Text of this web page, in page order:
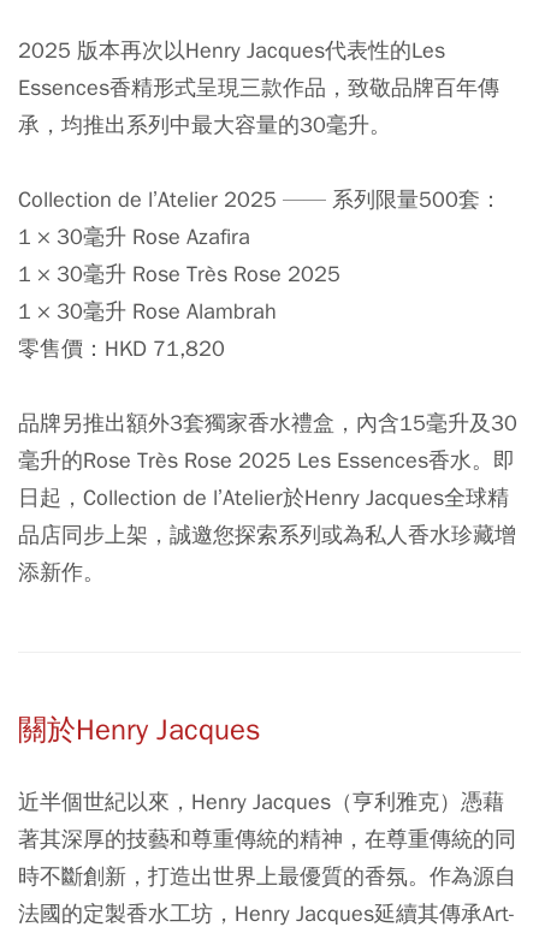
2025 版本再次以Henry Jacques代表性的Les
Essences香精形式呈現三款作品，致敬品牌百年傳
承，均推出系列中最大容量的30毫升。
Collection de l’Atelier 2025 —— 系列限量500套：
1 × 30毫升 Rose Azafira
1 × 30毫升 Rose Très Rose 2025
1 × 30毫升 Rose Alambrah
零售價：HKD 71,820
品牌另推出額外3套獨家香水禮盒，內含15毫升及30
毫升的Rose Très Rose 2025 Les Essences香水。即
日起，Collection de l’Atelier於Henry Jacques全球精
品店同步上架，誠邀您探索系列或為私人香水珍藏增
添新作。
關於Henry Jacques
近半個世紀以來，Henry Jacques（亨利雅克）憑藉
著其深厚的技藝和尊重傳統的精神，在尊重傳統的同
時不斷創新，打造出世界上最優質的香氛。作為源自
法國的定製香水工坊，Henry Jacques延續其傳承Art-